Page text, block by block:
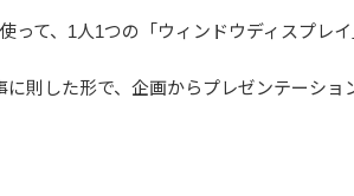
って、1人1つの「ウィンドウディスプレイ
則した形で、企画からプレゼンテーショ